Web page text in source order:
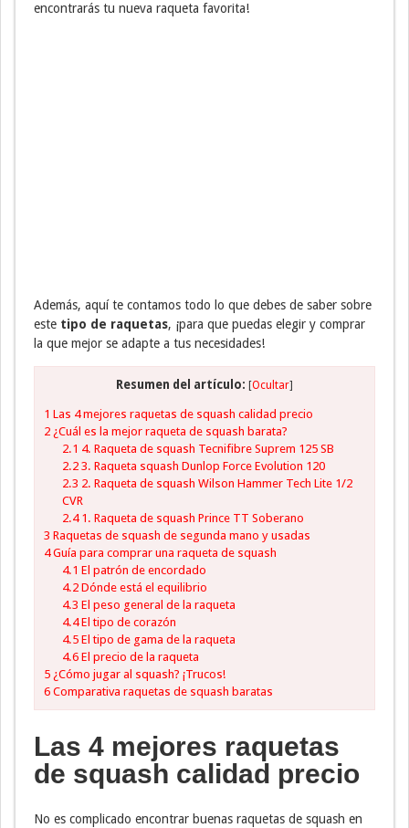
encontrarás tu nueva raqueta favorita!
Además, aquí te contamos todo lo que debes de saber sobre
este tipo de raquetas, ¡para que puedas elegir y comprar
la que mejor se adapte a tus necesidades!
Resumen del artículo: [Ocultar]
1 Las 4 mejores raquetas de squash calidad precio
2 ¿Cuál es la mejor raqueta de squash barata?
2.1 4. Raqueta de squash Tecnifibre Suprem 125 SB
2.23. Raqueta squash Dunlop Force Evolution 120
2.3 2. Raqueta de squash Wilson Hammer Tech Lite 1/2
CVR
2.41. Raqueta de squash Prince TT Soberano
3 Raquetas de squash de segunda mano y usadas
4Guía para comprar una raqueta de squash
4.1 El patrón de encordado
4.2Dónde está el equilibrio
4.3 El peso general de la raqueta
4.4El tipo de corazón
4.5El tipo de gama de la raqueta
4.6El precio de la raqueta
5 ¿Cómo jugar al squash? ¡Trucos!
6 Comparativa raquetas de squash baratas
Las 4 mejores raquetas
de squash calidad precio
No es complicado encontrar buenas raquetas de squash en